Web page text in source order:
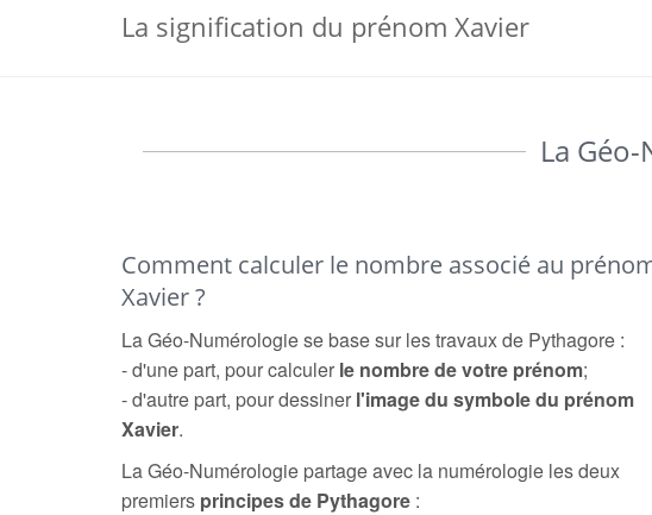
La signification du prénom Xavier
La
Comment calculer le nombre associé au
Xavier ?
La Géo-Numérologie se base sur les travaux de Pythagore :
- d'une part, pour calculer le nombre de votre prénom;
- d'autre part, pour dessiner l'image du symbole du prénom
Xavier.
La Géo-Numérologie partage avec la numérologie les deux
premiers principes de Pythagore :